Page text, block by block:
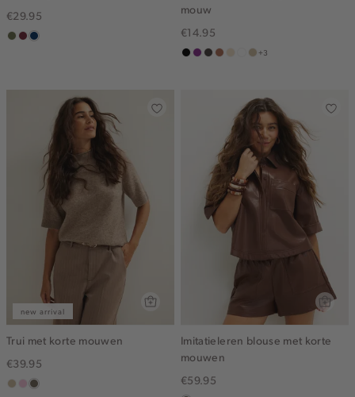
€29.95
groen,
brique
donkerblauw
mouw
€14.95
zwart
middenpaars
chocoterracotta
vanille
witlichtzand
+3
new arrival
Trui met korte mouwen
€39.95
lichtzand
lichtroze
lichtbruin
Imitatieleren blouse met korte
mouwen
€59.95